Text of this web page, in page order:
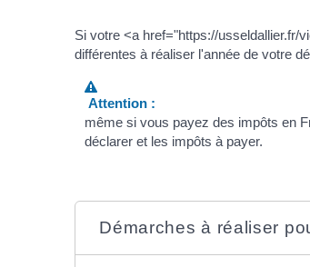
Si votre <a href="https://usseldallier.fr/
différentes à réaliser l'année de votre
Attention :
même si vous payez des impôts en
déclarer et les impôts à payer.
Démarches à réaliser